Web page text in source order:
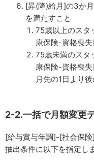
[昇(降)給月]の3か
を満たすこと
75歳以上のスタ
康保険-資格喪
75歳未満のスタ
康保険-資格喪
月先の1日より
2-2.一括で月額変更
[給与賞与年調]-[社会保
抽出条件に以下を指定し